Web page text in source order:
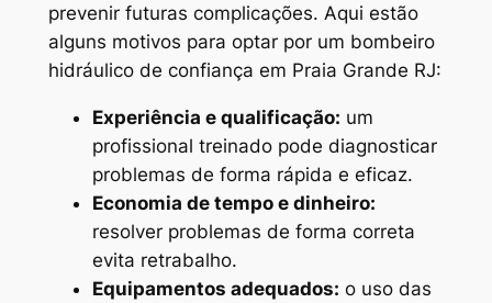
prevenir futuras complicações. Aqui estão
alguns motivos para optar por um bombeiro
hidráulico de confiança em Praia Grande RJ:
Experiência e qualificação: um
profissional treinado pode diagnosticar
problemas de forma rápida e eficaz.
Economia de tempo e dinheiro:
resolver problemas de forma correta
evita retrabalho.
Equipamentos adequados: o uso das